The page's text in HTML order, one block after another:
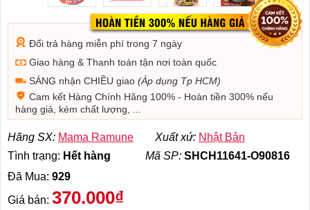
Đổi trả hàng miễn phí trong 7 ngày
Giao hàng & Thanh toán tận nơi toàn quốc
SÁNG nhận CHIỀU giao (Áp dụng Tp HCM)
Cam kết Hàng Chính Hãng 100% - Hoàn tiền 300% nếu
hàng giả, kém chất lượng, ...
Hãng SX: Mama Ramune Xuất xứ: Nhật Bản
Tình trạng: Hết hàng Mã SP: SHCH11641-O90816
Đã Mua: 929
Giá bán: 370.000₫